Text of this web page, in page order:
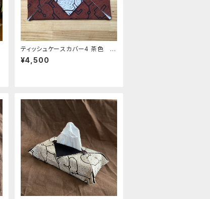
ティッシュケースカバー4 茶色 シ
ピボ族の泥染め
¥4,500